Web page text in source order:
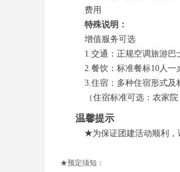
费用
特殊说明：
增值服务可选
1.交通：正规空调旅游巴
2.餐饮：标准餐标10人一
3.住宿：多种住宿形式及
（住宿标准可选：农家
温馨提示
★为保证 团建活动顺利，
★预定须知：